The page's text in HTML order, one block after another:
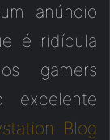
anúncio
é ridícula
gamers
excelente
Blog